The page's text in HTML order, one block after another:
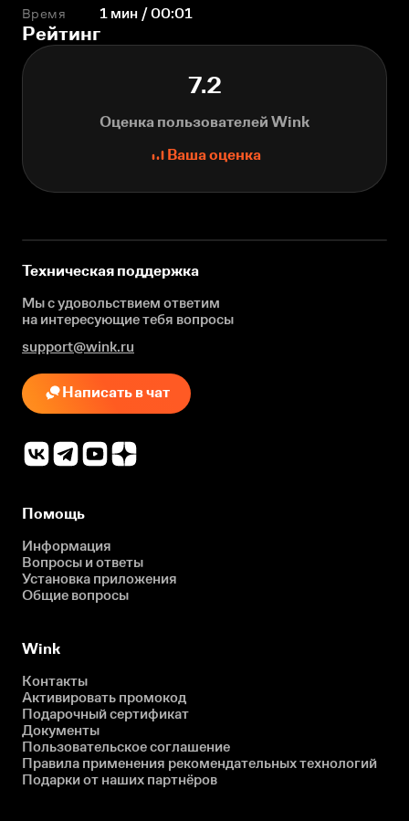
Время 1 мин / 00:01
Рейтинг
7.2
Оценка пользователей Wink
Ваша оценка
Техническая поддержка
Мы с удовольствием ответим
на интересующиетебя вопросы
support@wink.ru
Написать в чат
Помощь
Информация
Вопросы и ответы
Установка приложения
Общие вопросы
Wink
Контакты
Активировать промокод
Подарочный сертификат
Документы
Пользовательское соглашение
Правила применения рекомендательных технологий
Подарки от наших партнёров